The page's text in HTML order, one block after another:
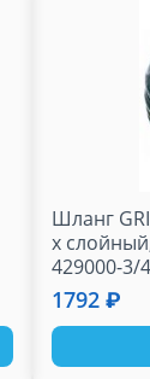
Шланг
х
429000-3/
1792 ₽